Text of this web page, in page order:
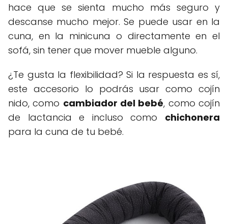
hace que se sienta mucho más seguro y
descanse mucho mejor. Se puede usar en la
cuna, en la minicuna o directamente en el
sofá, sin tener que mover mueble alguno.
¿Te gusta la flexibilidad? Si la respuesta es sí,
este accesorio lo podrás usar como cojín
nido, como cambiador del bebé, como cojín
de lactancia e incluso como chichonera
para la cuna de tu bebé.